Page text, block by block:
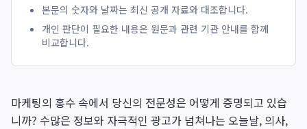
본문의 숫자와 날짜는 최신 공개 자료와 대조합니다.
개인 판단이 필요한 내용은 원문과 관련 기관 안내를 함께
비교합니다.
마케팅의 홍수 속에서 당신의 전문성은 어떻게 증명되고 있습
니까? 수많은 정보와 자극적인 광고가 넘쳐나는 오늘날, 의사,